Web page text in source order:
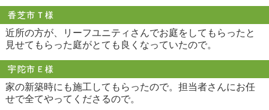
香芝市Ｔ様
近所の方が、リーフユニティさんでお庭をしてもらったと
見せてもらった庭がとても良くなっていたので。
宇陀市Ｅ様
家の新築時にも施工してもらったので。担当者さんにお任
せで全てやってくださるので。